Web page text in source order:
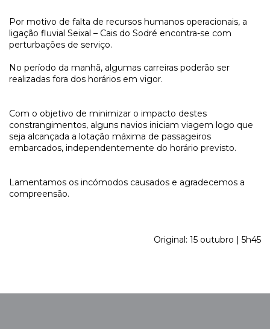
Por motivo de falta de recursos humanos operacionais, a
ligação fluvial Seixal – Cais do Sodré encontra-se com
perturbações de serviço.
No período da manhã, algumas carreiras poderão ser
realizadas fora dos horários em vigor.
Com o objetivo de minimizar o impacto destes
constrangimentos, alguns navios iniciam viagem logo que
seja alcançada a lotação máxima de passageiros
embarcados, independentemente do horário previsto.
Lamentamos os incómodos causados e agradecemos a
compreensão.
Original: 15 outubro | 5h45